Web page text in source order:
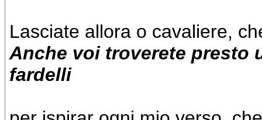
Lasciate allora o cavaliere,
Anche voi troverete presto
fardelli